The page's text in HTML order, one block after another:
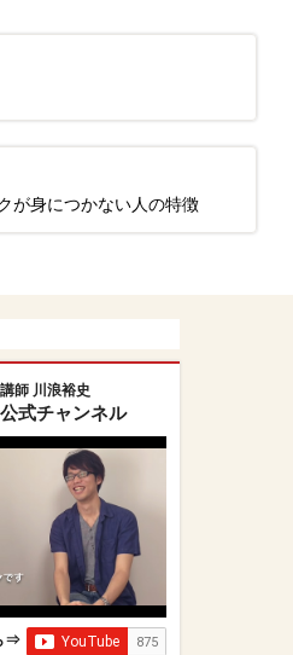
が身につかない人の特徴
講師 川浪裕史
公式チャンネル
⇒